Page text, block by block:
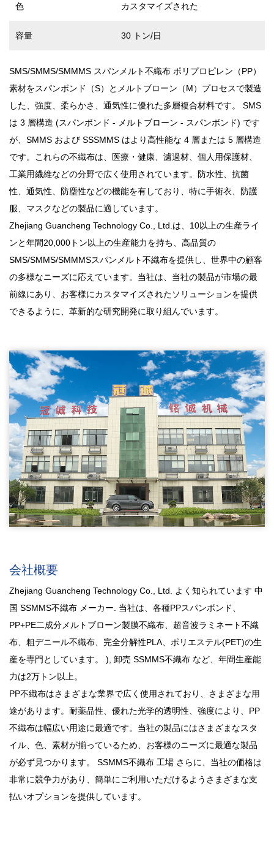
色 カスタマイズされた
容量 30 トン/日
SMS/SMMS/SMMMS スパンメルト不織布 ポリプロピレン（PP）
素材をスパンボンド（S）とメルトブローン（M）プロセスで製造
した、強度、柔らかさ、通気性に優れた多層複合材料です。 SMS
は 3 層構造 (スパンボンド - メルトブローン - スパンボンド) です
が、SMMS および SSSMMS はより高性能な 4 層または 5 層構造
です。これらの不織布は、医療・健康、濾過材、個人用保護材、
工業用繊維などの分野で広く使用されています。防水性、抗菌
性、通気性、防塵性などの機能を有しており、特に手術衣、防護
服、マスクなどの製品に適しています。
Zhejiang Guancheng Technology Co., Ltd.は、10以上の生産ライ
ンと年間20,000トン以上の生産能力を持ち、高品質の
SMS/SMMS/SMMMSスパンメルト不織布を提供し、世界中の顧客
の多様なニーズに応えています。当社は、当社の製品が市場の最
前線にあり、お客様にカスタマイズされたソリューションを提供
できるように、革新的な研究開発に取り組んでいます。
会社概要
Zhejiang Guancheng Technology Co., Ltd. よく知られています 中
国 SSMMS不織布 メーカー. 当社は、各種PPスパンボンド、
PP+PE二成分メルトブローン製膜不織布、超音波ラミネート不織
布、粗デニール不織布、完全分解性PLA、ポリエステル(PET)の生
産を専門としています。 ), 卸売 SSMMS不織布 など、年間生産能
力は2万トン以上。
PP不織布はさまざまな業界で広く使用されており、さまざまな用
途があります。耐薬品性、優れた光学的透明性、強度により、PP
不織布は幅広い用途に最適です。当社の製品にはさまざまなスタ
イル、色、素材が揃っているため、お客様のニーズに最適な製品
が必ず見つかります。 SSMMS不織布 工場 さらに、当社の価格は
非常に競争力があり、簡単にご利用いただけるようさまざまな支
払いオプションを提供しています。